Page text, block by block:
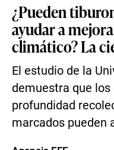
¿Pueden
ayudar a
climático? La
El estudio de la
demuestra que
profundidad
marcados pueden